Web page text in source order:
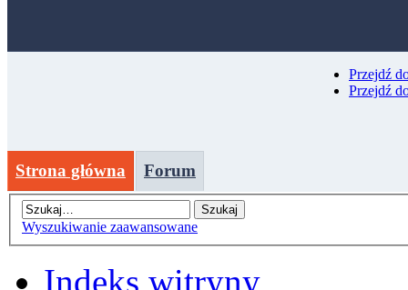
Przejdź
Przejdź
Strona główna Forum
Wyszukiwanie zaawansowane
Indeks witryny